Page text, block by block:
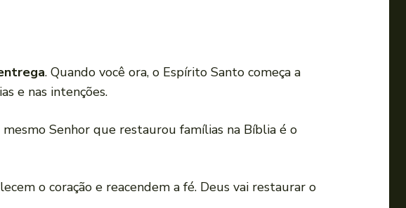
. Quando você ora, o Espírito Santo começa a
e nas intenções.
mesmo Senhor que restaurou famílias na Bíblia é o
o coração e reacendem a fé. Deus vai restaurar o